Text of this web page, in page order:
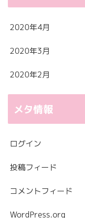
2020年4月
2020年3月
2020年2月
メタ情報
ログイン
投稿フィード
コメントフィード
WordPress.org